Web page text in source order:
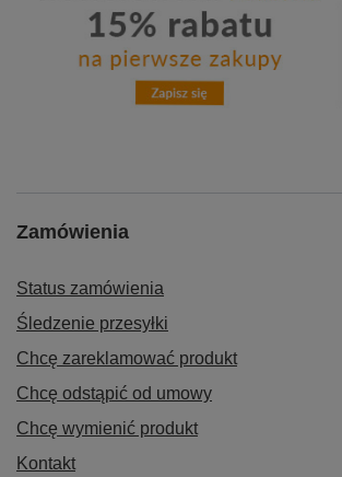
Zamówienia
Status zamówienia
Śledzenie przesyłki
Chcę zareklamować produkt
Chcę odstąpić od umowy
Chcę wymienić produkt
Kontakt